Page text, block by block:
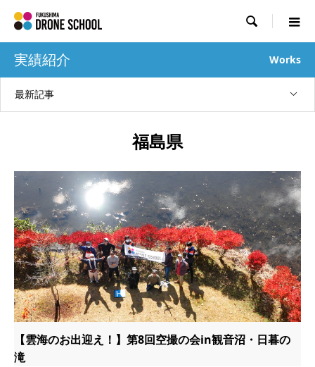

実績紹介 Works
最新記事
福島県
【雲海のお出迎え！】第8回空撮の会in観音沼・日暮の
滝